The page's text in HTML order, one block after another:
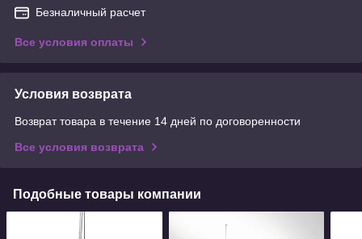
Безналичный расчет
Все условия оплаты
Условия возврата
Возврат товара в течение 14 дней по договоренности
Все условия возврата
Подобные товары компании